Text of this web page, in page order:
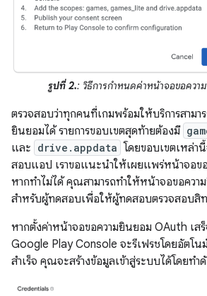
รูปที่ 2.: วิธีการกำหนดค่าหน้าจอขอคว
ตรวจสอบว่าทุกคนที่เกมพร้อมให้บริการสามา
ยินยอมได้ รายการขอบเขตสุดท้ายต้องมี
และ drive.appdata โดยขอบเขตเหล่า
สอบแอป เราขอแนะนำให้เผยแพร่หน้าจอ
หากทำไม่ได้ คุณสามารถทำให้หน้าจอขอควา
สำหรับผู้ทดสอบเพื่อให้ผู้ทดสอบตรวจสอบสิ
หากตั้งค่าหน้าจอขอความยินยอม OAuth เส
Google Play Console จะรีเฟรชโดยอัตโ
สำเร็จ คุณจะสร้างข้อมูลเข้าสู่ระบบได้โดยทำ